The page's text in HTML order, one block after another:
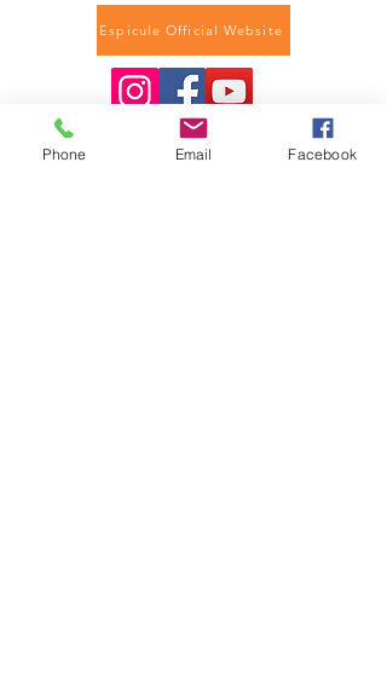
Espicule Official Website
© 2018 BY espicule co.
Ltd., All Rights
Phone Email Facebook